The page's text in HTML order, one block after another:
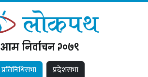
आम निर्वाचन २०७९
प्रतिनिधिसभा प्रदेशसभा